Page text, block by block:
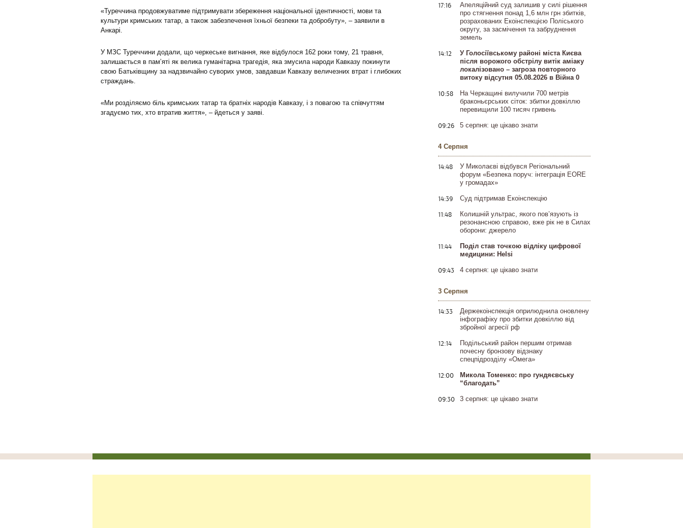
«Туреччина продовжуватиме підтримувати збереження національної ідентичності, мови та
культури кримських татар, а також забезпечення їхньої безпеки та добробуту», – заявили в
Анкарі.
У МЗС Туреччини додали, що черкеське вигнання, яке відбулося 162 роки тому, 21 травня,
залишається в пам’яті як велика гуманітарна трагедія, яка змусила народи Кавказу покинути
свою Батьківщину за надзвичайно суворих умов, завдавши Кавказу величезних втрат і глибоких
страждань.
«Ми розділяємо біль кримських татар та братніх народів Кавказу, і з повагою та співчуттям
згадуємо тих, хто втратив життя», – йдеться у заяві.
17:16
Апеляційний суд залишив у силі рішення
про стягнення понад 1,6 млн грн збитків,
розрахованих Екоінспекцією Поліського
округу, за засмічення та забруднення
земель
14:12
У Голосіївському районі міста Києва
після ворожого обстрілу витік аміаку
локалізовано – загроза повторного
витоку відсутня 05.08.2026 в Війна 0
10:58
На Черкащині вилучили 700 метрів
браконьєрських сіток: збитки довкіллю
перевищили 100 тисяч гривень
09:26 5 серпня: це цікаво знати
4 Серпня
14:48
У Миколаєві відбувся Регіональний
форум «Безпека поруч: інтеграція EORE
у громадах»
14:39 Суд підтримав Екоінспекцію
11:48
Колишній ультрас, якого пов’язують із
резонансною справою, вже рік не в Силах
оборони: джерело
11:44
Поділ став точкою відліку цифрової
медицини: Helsi
09:43 4 серпня: це цікаво знати
3 Серпня
14:33
Держекоінспекція оприлюднила оновлену
інфографіку про збитки довкіллю від
збройної агресії рф
12:14
Подільський район першим отримав
почесну бронзову відзнаку
спецпідрозділу «Омега»
12:00
Микола Томенко: про гундяєвську
“благодать”
09:30 3 серпня: це цікаво знати